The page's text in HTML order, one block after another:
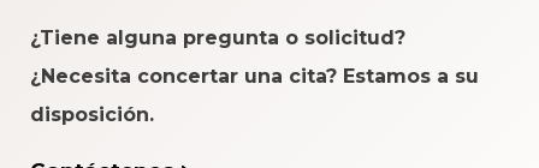
¿Tiene alguna pregunta o solicitud?
¿Necesita concertar una cita? Estamos a su
disposición.